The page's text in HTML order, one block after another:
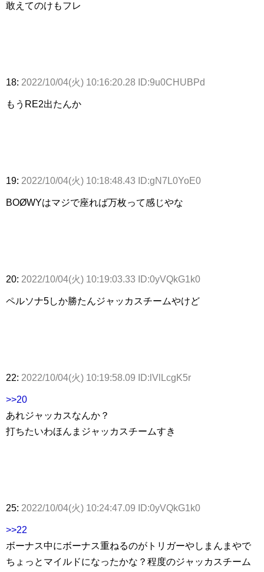
敢えてのけもフレ
18: 2022/10/04(火) 10:16:20.28 ID:9u0CHUBPd
もうRE2出たんか
19: 2022/10/04(火) 10:18:48.43 ID:gN7L0YoE0
BOØWYはマジで座れば万枚って感じやな
20: 2022/10/04(火) 10:19:03.33 ID:0yVQkG1k0
ペルソナ5しか勝たんジャッカスチームやけど
22: 2022/10/04(火) 10:19:58.09 ID:lVlLcgK5r
>>20
あれジャッカスなんか？
打ちたいわほんまジャッカスチームすき
25: 2022/10/04(火) 10:24:47.09 ID:0yVQkG1k0
>>22
ボーナス中にボーナス重ねるのがトリガーやしまんまやで
ちょっとマイルドになったかな？程度のジャッカスチーム